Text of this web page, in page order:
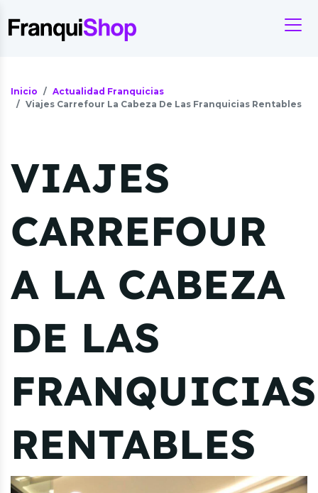
Inicio
Actualidad Franquicias
Viajes Carrefour La Cabeza De Las Franquicias Rentables
VIAJES
CARREFOUR
A LA CABEZA
DE LAS
FRANQUICIAS
RENTABLES